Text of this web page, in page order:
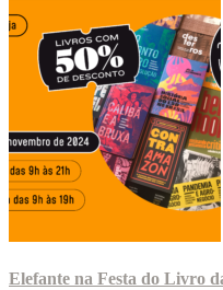
Elefante na Festa do Livro